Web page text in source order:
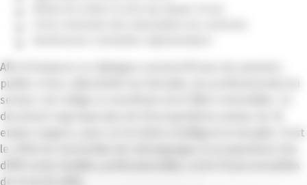
Afin d’instaurer un dialogue constructif avec les pouvoirs
publics et les collectivités territoriales, les professionnels du
secteur ont rédigé un manifeste de la filière Immobilier. Ce
document regroupe plus de 50 propositions autour de 10
enjeux majeurs, pour un territoire intelligent et durable. Il est
le reflet de l’ensemble des témoignages et propositions des
différentes familles professionnelles, et de 20 personnalités
de l’acte de bâtir.